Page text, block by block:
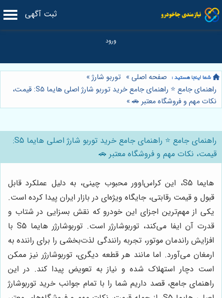
ثبت آگهی
صفحه اصلی » توربو شارژ»
راهنمای جامع ⭐️ راهنمای جامع خرید توربو شارژ اصلی هایما S5: قیمت،
نکات مهم و فروشگاه معتبر 🚗»
راهنمای جامع ⭐️ راهنمای جامع خرید توربو شارژ اصلی هایما S5:
قیمت، نکات مهم و فروشگاه معتبر 🚗
هایما S5، این کراس‌اوور محبوب چینی، به دلیل عملکرد قابل
قبول و قیمت رقابتی، جایگاه ویژه‌ای در بازار ایران پیدا کرده است.
یکی از مهم‌ترین اجزای این خودرو که نقش بسزایی در شتاب و
قدرت آن ایفا می‌کند، توربوشارژر است. توربوشارژر هایما S5 با
افزایش راندمان موتور، تجربه رانندگی لذت‌بخشی را برای راننده به
ارمغان می‌آورد. اما مانند هر قطعه دیگری، توربوشارژر نیز ممکن
است دچار استهلاک شده و نیاز به تعویض پیدا کند. در این
راهنمای جامع، قصد داریم شما را با تمام جوانب خرید توربوشارژ